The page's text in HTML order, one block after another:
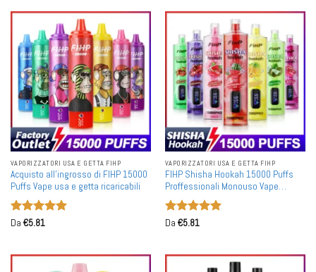
VAPORIZZATORI USA E GETTA FIHP
Acquisto all'ingrosso di FIHP 15000
Puffs Vape usa e getta ricaricabili
Valutato
Da €5.81
VAPORIZZATORI USA E GETTA FIHP
FIHP Shisha Hookah 15000 Puffs
Proffessionali Monouso Vape
All'ingrosso
Valutato
Da €5.81